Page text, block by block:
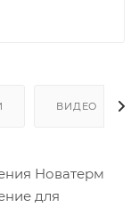
ВИДЕО (6)
Новатерм
для